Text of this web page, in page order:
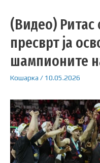
(Видео) Ритас
пресврт ја
шампионите
Кошарка / 10.05.2026